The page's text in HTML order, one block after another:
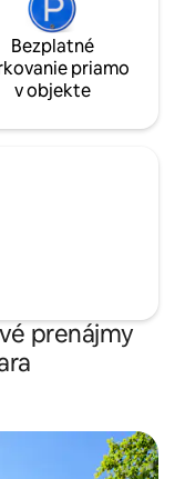
Bezplatné
priamo
v objekte
prenájmy